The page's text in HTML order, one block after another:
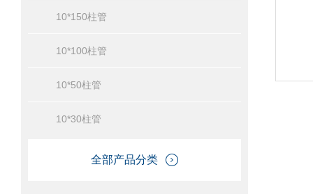
10*150柱管
10*100柱管
10*50柱管
10*30柱管
全部产品分类